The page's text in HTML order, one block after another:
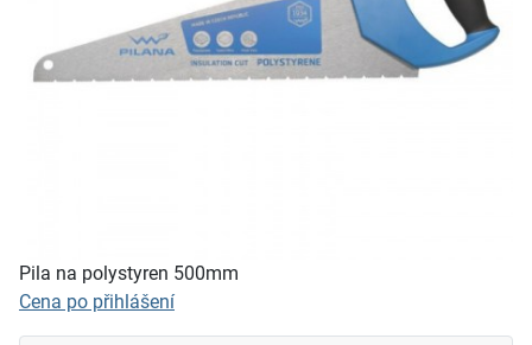
Pila na polystyren 500mm
Cena po přihlášení